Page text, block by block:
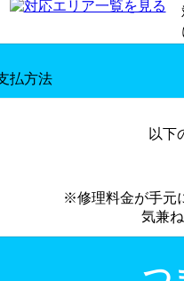
以下
※修理料金が手元
気兼